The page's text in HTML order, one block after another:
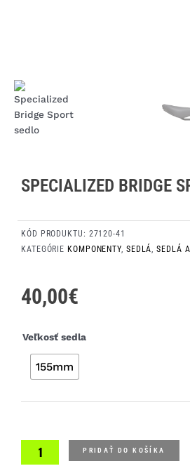
SPECIALIZED BRIDGE
KÓD PRODUKTU: 27120-41
KATEGÓRIE KOMPONENTY SEDLÁ ,SEDLÁ
Veľkosť sedla
155mm
množstvo
Bridge
Sport
PRIDAŤ DO KOŠÍKA
40,00€